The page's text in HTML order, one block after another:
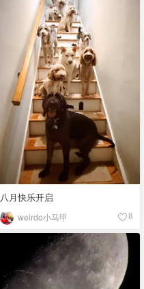
八月快乐开启
weirdo小马甲 8